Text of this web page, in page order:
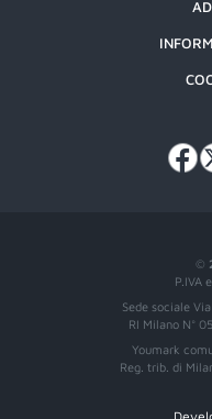
©
P.IVA
Sede sociale
RI Milano N°
Youmark
Reg. trib. di